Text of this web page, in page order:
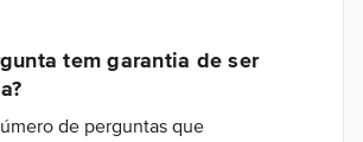
tem garantia de ser
de perguntas que